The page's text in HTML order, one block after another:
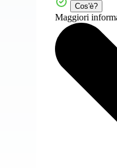
Cos'è?
Maggiori